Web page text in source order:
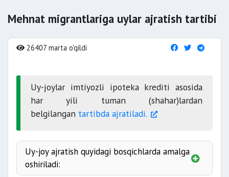
Mehnat migrantlariga uylar ajratish tartibi
26407 marta o'qildi
Uy-joylar imtiyozli ipoteka krediti asosida
har yili tuman (shahar)lardan
belgilangan tartibda ajratiladi.
Uy-joy ajratish quyidagi bosqichlarda amalga
oshiriladi: